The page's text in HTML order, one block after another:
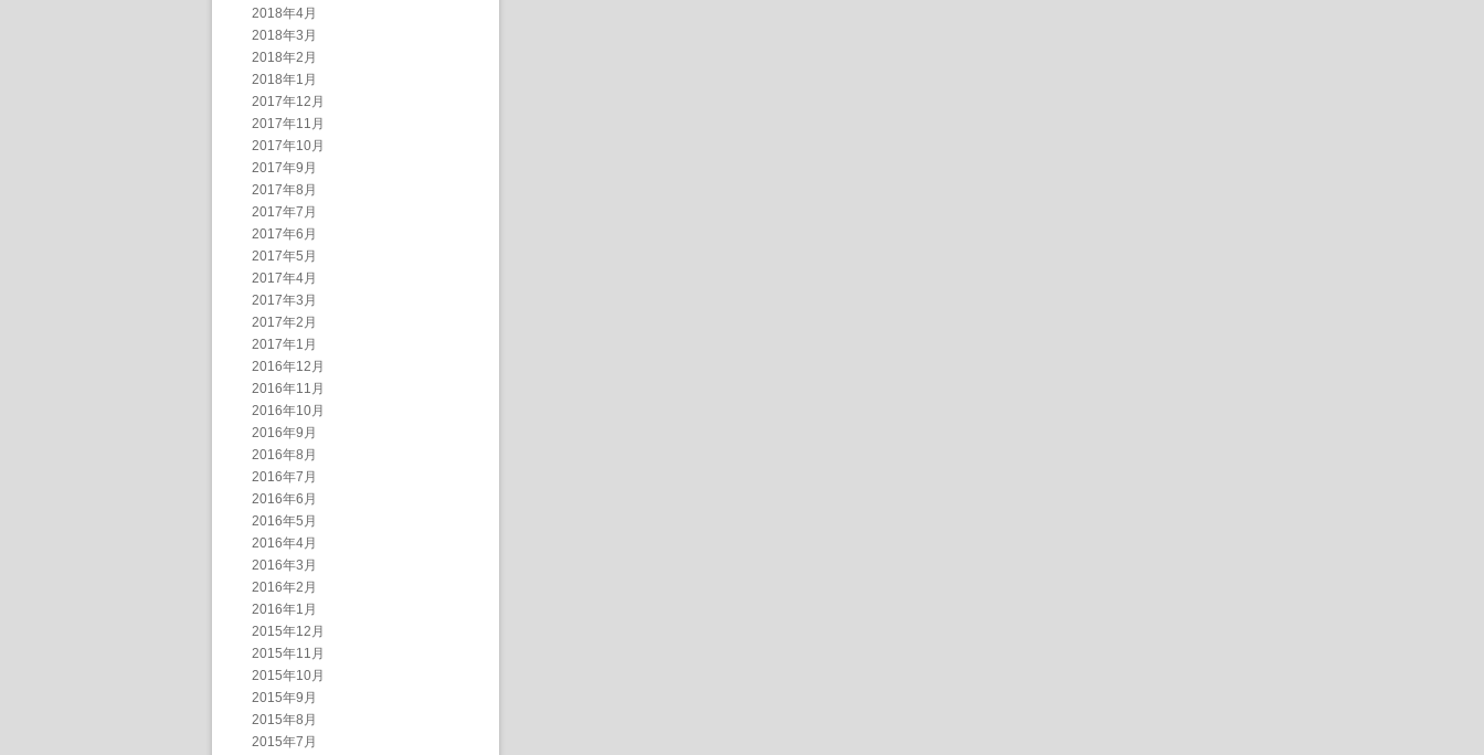
2018年4月
2018年3月
2018年2月
2018年1月
2017年12月
2017年11月
2017年10月
2017年9月
2017年8月
2017年7月
2017年6月
2017年5月
2017年4月
2017年3月
2017年2月
2017年1月
2016年12月
2016年11月
2016年10月
2016年9月
2016年8月
2016年7月
2016年6月
2016年5月
2016年4月
2016年3月
2016年2月
2016年1月
2015年12月
2015年11月
2015年10月
2015年9月
2015年8月
2015年7月